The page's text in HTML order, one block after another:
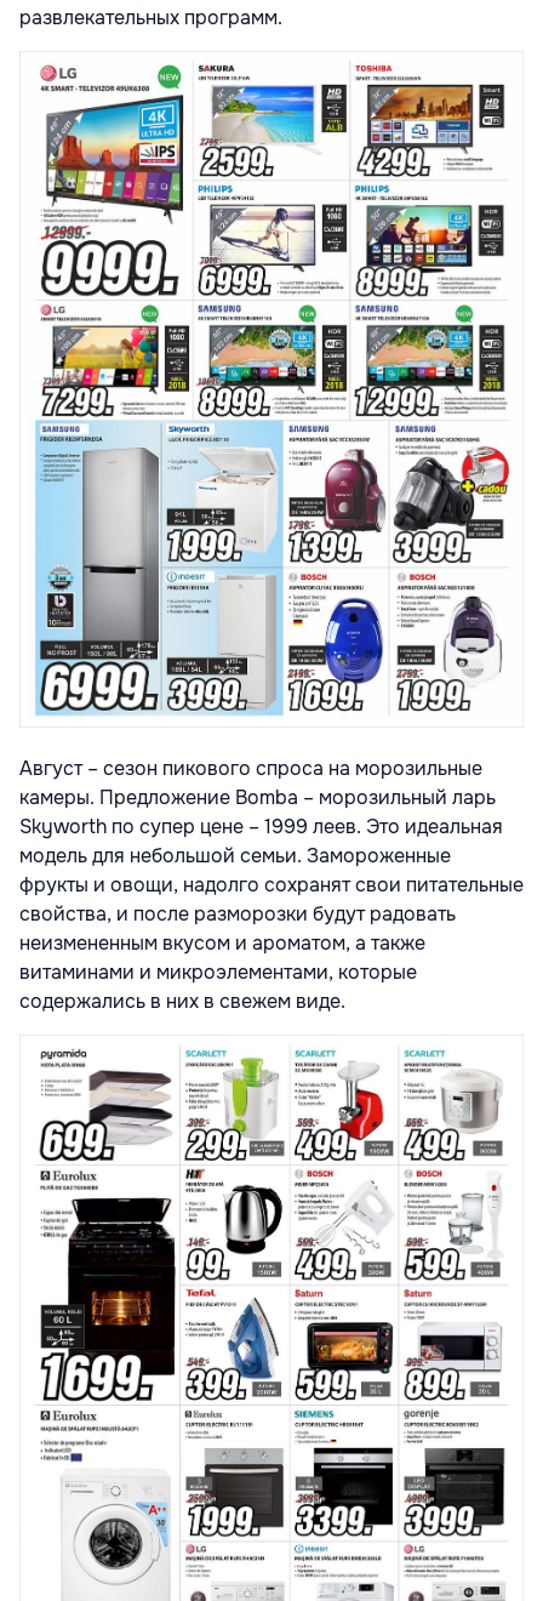
развлекательных программ.
Август – сезон пикового спроса на морозильные
камеры. Предложение Bomba – морозильный ларь
Skyworth по супер цене – 1999 леев. Это идеальная
модель для небольшой семьи. Замороженные
фрукты и овощи, надолго сохранят свои питательные
свойства, и после разморозки будут радовать
неизмененным вкусом и ароматом, а также
витаминами и микроэлементами, которые
содержались в них в свежем виде.